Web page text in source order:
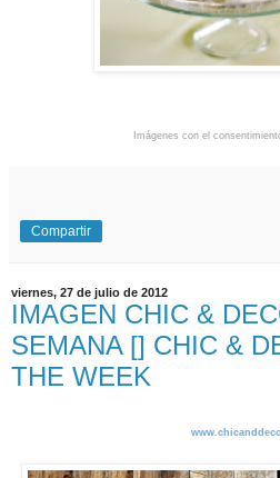
Imágenes con el
Compartir
viernes, 27 de julio de 2012
IMAGEN CHIC &
SEMANA [] CHIC &
THE WEEK